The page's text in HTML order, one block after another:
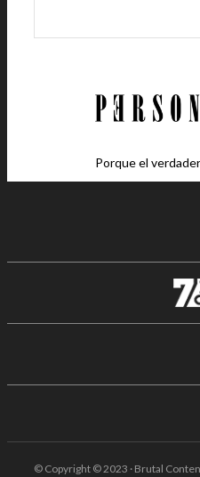
Porque el
© Copyright © 2023 · Brutal